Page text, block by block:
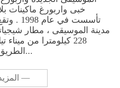
خبى واربورغ ماكينات
تأسست
الطريق الوطني رقم 107 ، بكين و...
— المزيد —